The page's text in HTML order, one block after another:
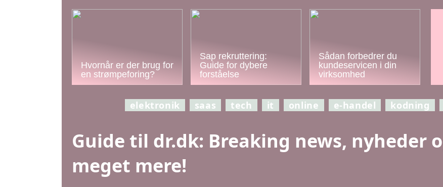
Hvornår er der brug for
en strømpeforing?
Sap rekruttering:
Guide for dybere
forståelse
Sådan forbedrer du
kundeservicen i din
virksomhed
elektronik saas tech it online e-handel kodning
Guide til dr.dk: Breaking news, nyheder
meget mere!